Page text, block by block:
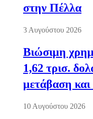
στην Πέλλα
3 Αυγούστου 2026
Βιώσιμη
1,62 τρισ.
μετάβαση
10 Αυγούστου 2026